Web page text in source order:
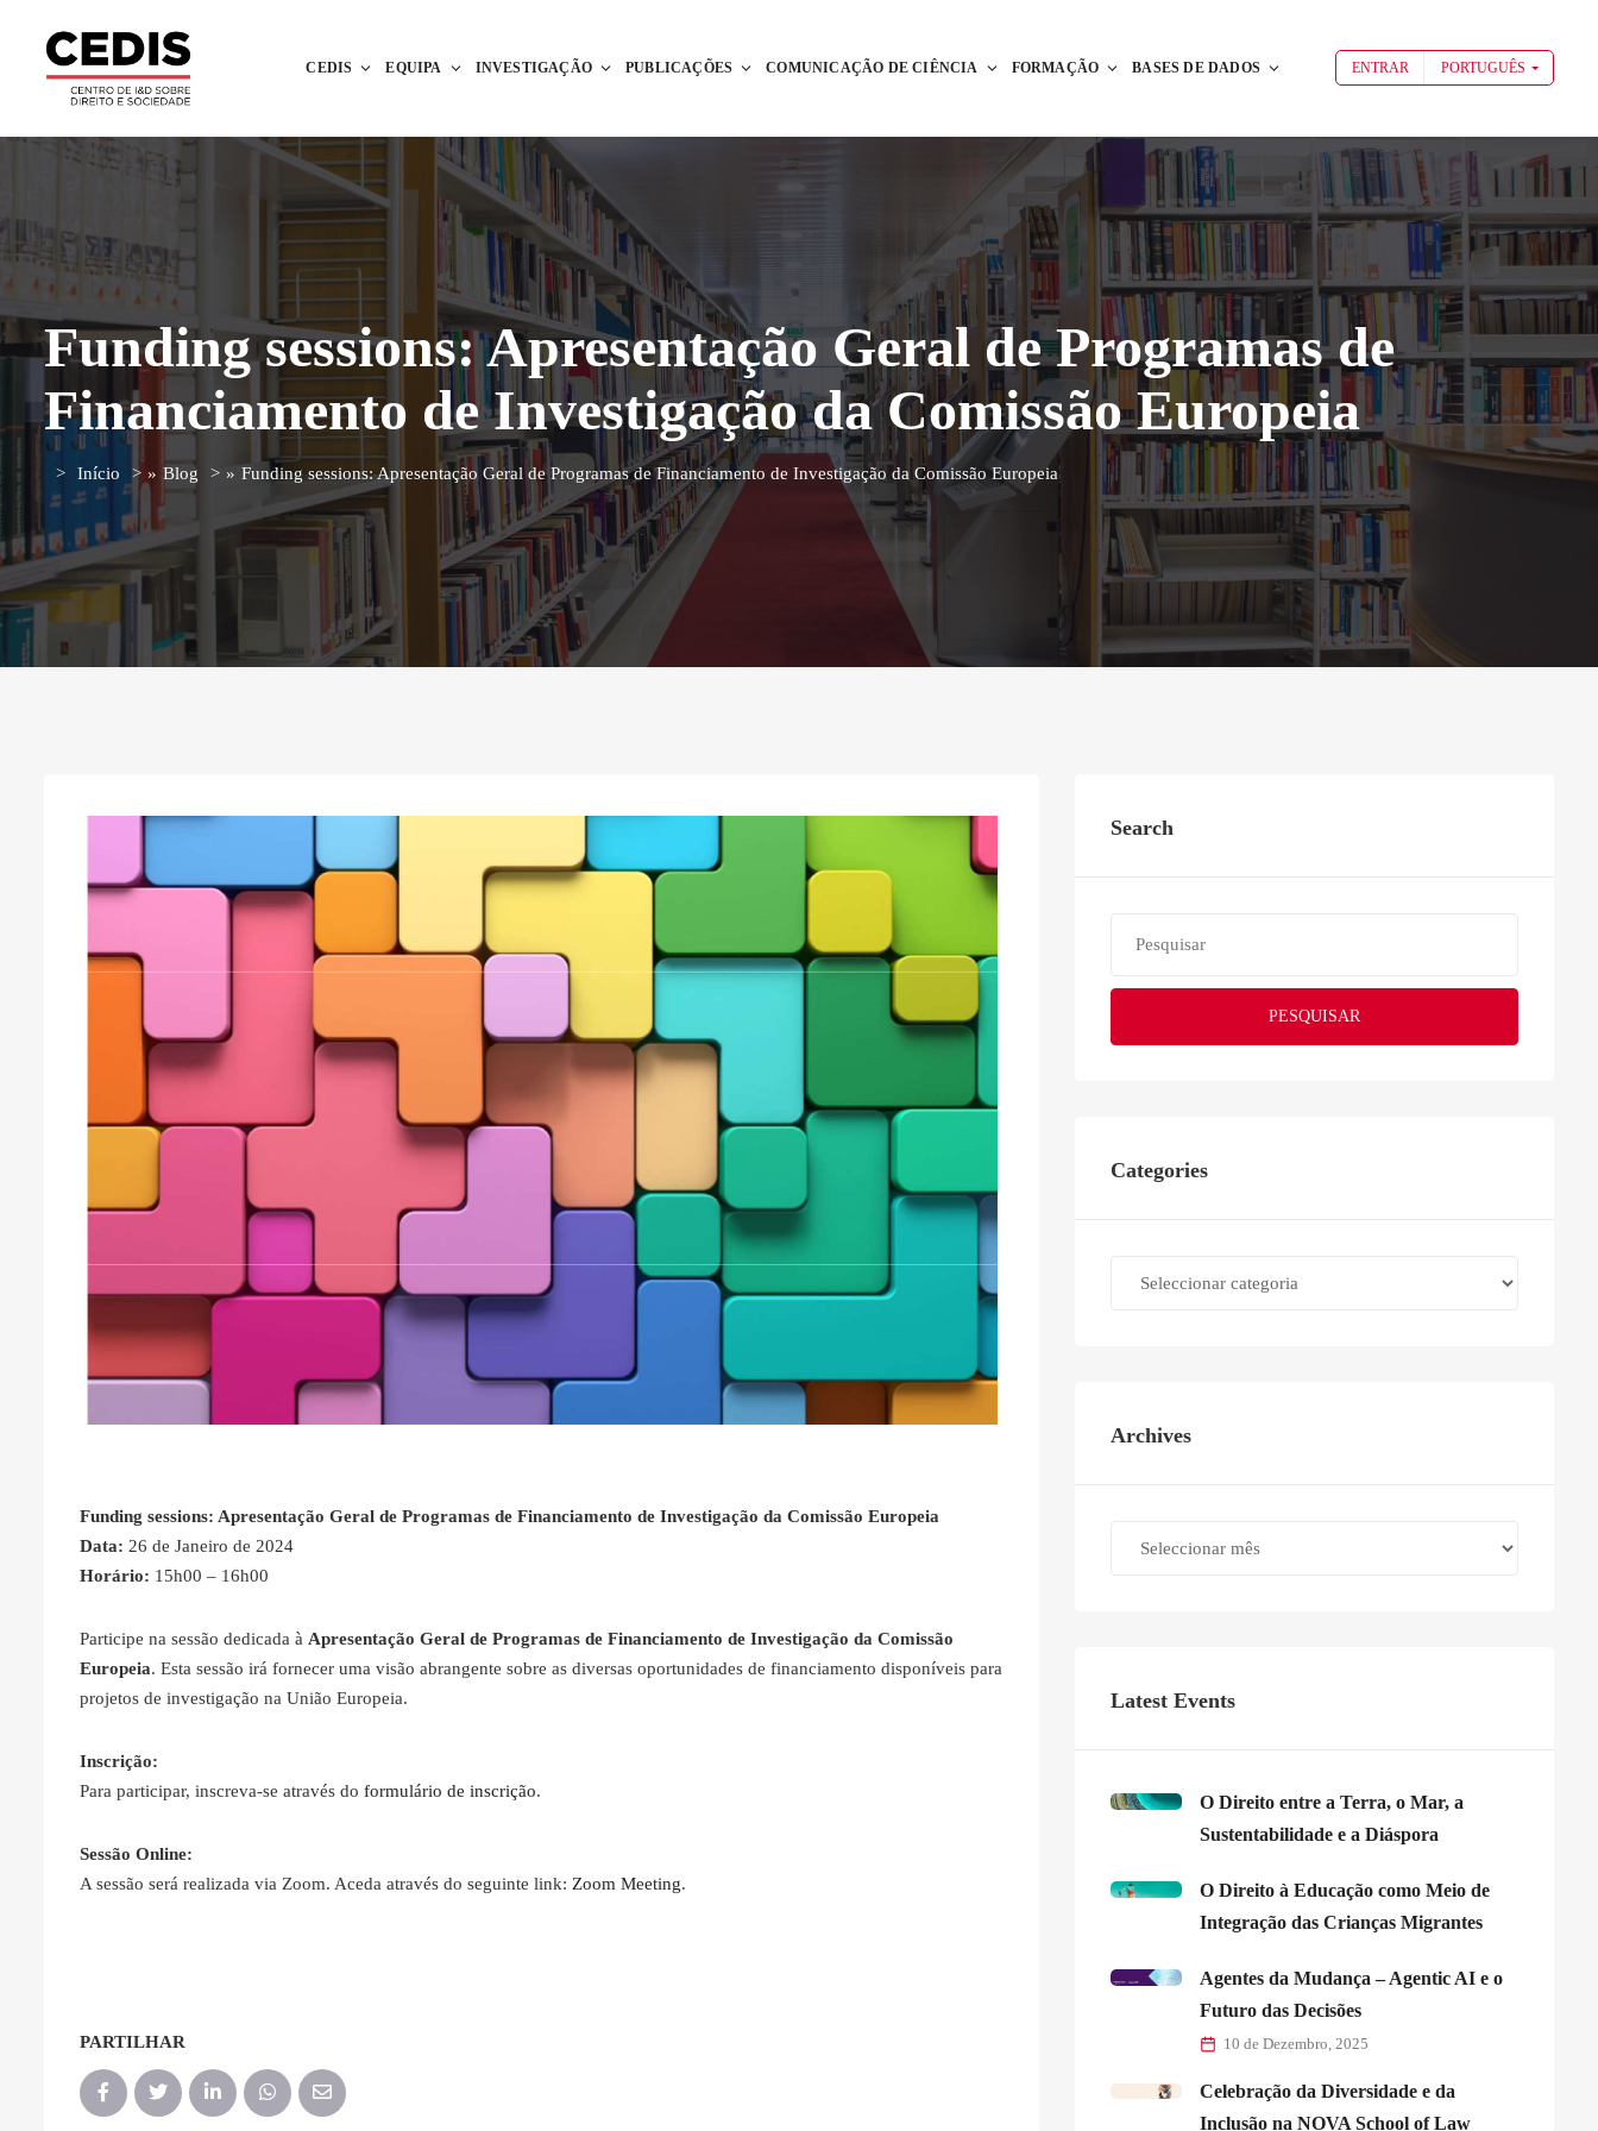
CEDIS EQUIPA INVESTIGAÇÃO PUBLICAÇÕES COMUNICAÇÃO DE CIÊNCIA FORMAÇÃO BASES DE DADOS ENTRAR PORTUGUÊS
Funding sessions: Apresentação Geral de Programas de
Financiamento de Investigação da Comissão Europeia
Início » Blog » Funding sessions: Apresentação Geral de Programas de Financiamento de Investigação da Comissão Europeia
Funding sessions: Apresentação Geral de Programas de Financiamento de Investigação da Comissão Europeia
Data: 26 de Janeiro de 2024
Horário: 15h00 – 16h00
Participe na sessão dedicada à Apresentação Geral de Programas de Financiamento de Investigação da Comissão
Europeia. Esta sessão irá fornecer uma visão abrangente sobre as diversas oportunidades de financiamento disponíveis para
projetos de investigação na União Europeia.
Inscrição:
Para participar, inscreva-se através do formulário de inscrição.
Sessão Online:
A sessão será realizada via Zoom. Aceda através do seguinte link: Zoom Meeting.
PARTILHAR
Search
PESQUISAR
Categories
Archives
Latest Events
O Direito entre a Terra, o Mar, a
Sustentabilidade e a Diáspora
O Direito à Educação como Meio de
Integração das Crianças Migrantes
Agentes da Mudança – Agentic AI e o
Futuro das Decisões
10 de Dezembro, 2025
Celebração da Diversidade e da
Inclusão na NOVA School of Law